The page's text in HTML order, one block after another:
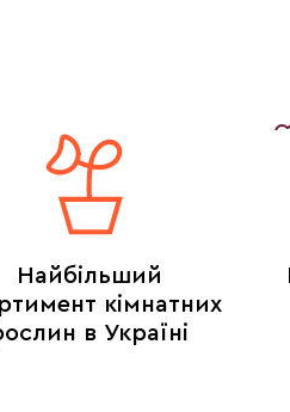
Найбільший
кімнатних
в Україні